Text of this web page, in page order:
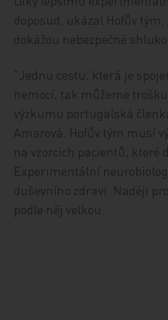
doposud, ukázal Hofův
dokážou nebezpečné
"Jednu cestu, která je
nemocí, tak můžeme
výzkumu portugalská
Amarová. Hofův tým musí
na vzorcích pacientů, které
Experimentální
duševního zdraví. Naději
podle něj velkou.